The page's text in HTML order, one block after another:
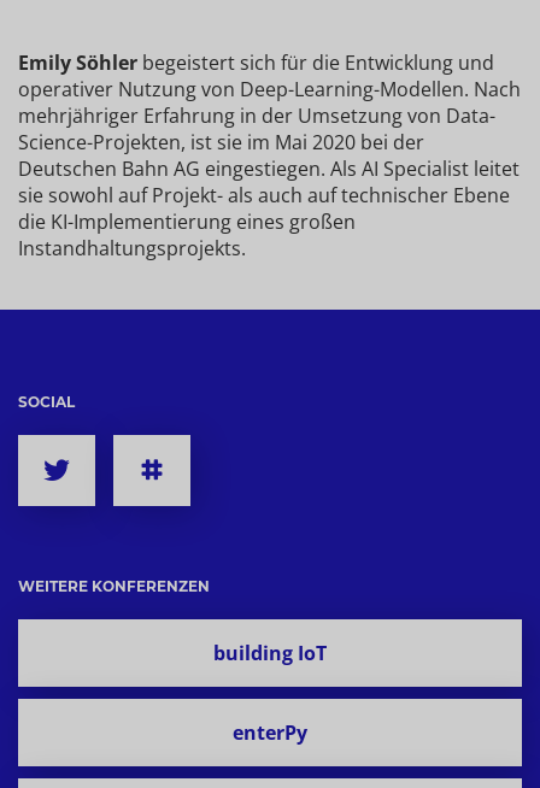
Emily Söhler begeistert sich für die Entwicklung und
operativer Nutzung von Deep-Learning-Modellen. Nach
mehrjähriger Erfahrung in der Umsetzung von Data-
Science-Projekten, ist sie im Mai 2020 bei der
Deutschen Bahn AG eingestiegen. Als AI Specialist leitet
sie sowohl auf Projekt- als auch auf technischer Ebene
die KI-Implementierung eines großen
Instandhaltungsprojekts.
SOCIAL
WEITERE KONFERENZEN
building IoT
enterPy